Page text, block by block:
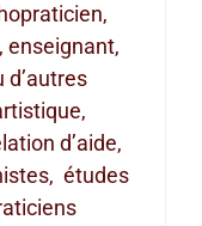
enseignant,
d’aide,
études